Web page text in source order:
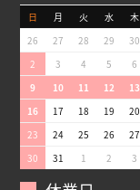
日 月 火 水 木
26
27 28 29 30
2
3 4 5 6
9
10 11 12 13
16
17 18 19 20
23
24 25 26 27
30
31 1 2 3